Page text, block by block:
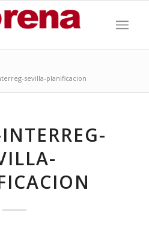
sevilla-planificacion